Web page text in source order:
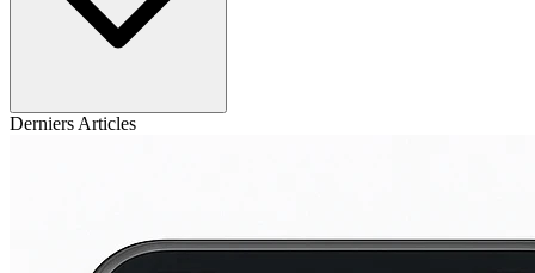
Derniers Articles